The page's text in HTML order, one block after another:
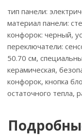
тип панели:
материал панели:
конфорок: черный,
переключатели:
50.70 см,
керамическая,
конфорок, кнопка
остаточного тепла,